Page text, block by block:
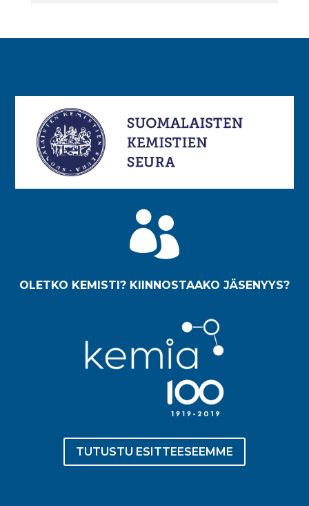

OLETKO KEMISTI? KIINNOSTAAKO JÄSENYYS?
TUTUSTU ESITTEESEEMME